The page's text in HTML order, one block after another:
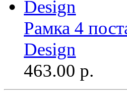
Рамка 4
Design
463.00 р.